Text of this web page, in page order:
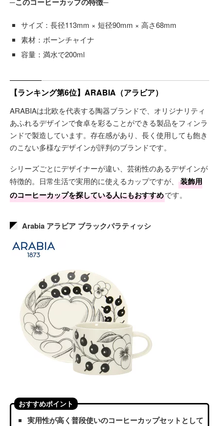
サイズ：長径113mm × 短径90mm × 高さ68mm
素材：ボーンチャイナ
容量：満水で200ml
【ランキング第6位】ARABIA（アラビア）
ARABIAは北欧を代表する陶器ブランドで、オリジナリティ
あふれるデザインで食卓を彩ることができる製品をフィンラ
ンドで製造しています。存在感があり、長く使用しても飽き
のこない多様なデザインが評判のブランドです。
シリーズごとにデザイナーが違い、芸術性のあるデザインが
特徴的。日常生活で実用的に使えるカップですが、
装飾用
のコーヒーカップを探している人にもおすすめです。
Arabia アラビア ブラックパラティッシ
おすすめポイント
実用性が高く普段使いのコーヒーカップセットとして